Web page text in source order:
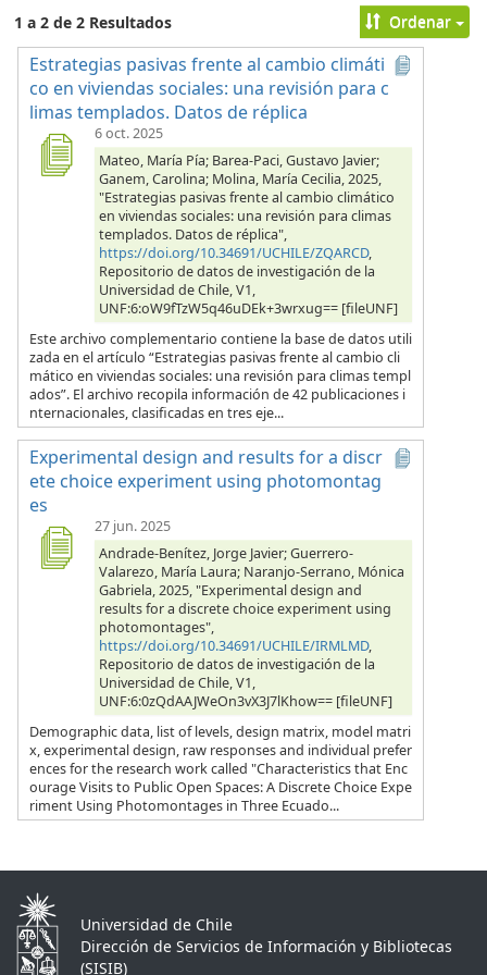
1 a 2 de 2 Resultados Ordenar
Estrategias pasivas frente al cambio climáti
co en viviendas sociales: una revisión para c
limas templados. Datos de réplica
6 oct. 2025
Mateo, María Pía; Barea-Paci, Gustavo Javier;
Ganem, Carolina; Molina, María Cecilia, 2025,
"Estrategias pasivas frente al cambio climático
en viviendas sociales: una revisión para climas
templados. Datos de réplica",
https://doi.org/10.34691/UCHILE/ZQARCD,
Repositorio de datos de investigación de la
Universidad de Chile, V1,
UNF:6:oW9fTzW5q46uDEk+3wrxug== [fileUNF]
Este archivo complementario contiene la base de datos utili
zada en el artículo “Estrategias pasivas frente al cambio cli
mático en viviendas sociales: una revisión para climas templ
ados”. El archivo recopila información de 42 publicaciones i
nternacionales, clasificadas en tres eje...
Experimental design and results for a discr
ete choice experiment using photomontag
es
27 jun. 2025
Andrade-Benítez, Jorge Javier; Guerrero-
Valarezo, María Laura; Naranjo-Serrano, Mónica
Gabriela, 2025, "Experimental design and
results for a discrete choice experiment using
photomontages",
https://doi.org/10.34691/UCHILE/IRMLMD,
Repositorio de datos de investigación de la
Universidad de Chile, V1,
UNF:6:0zQdAAJWeOn3vX3J7lKhow== [fileUNF]
Demographic data, list of levels, design matrix, model matri
x, experimental design, raw responses and individual prefer
ences for the research work called "Characteristics that Enc
ourage Visits to Public Open Spaces: A Discrete Choice Expe
riment Using Photomontages in Three Ecuado...
Universidad de Chile
Dirección de Servicios de Información y Bibliotecas
(SISIB)